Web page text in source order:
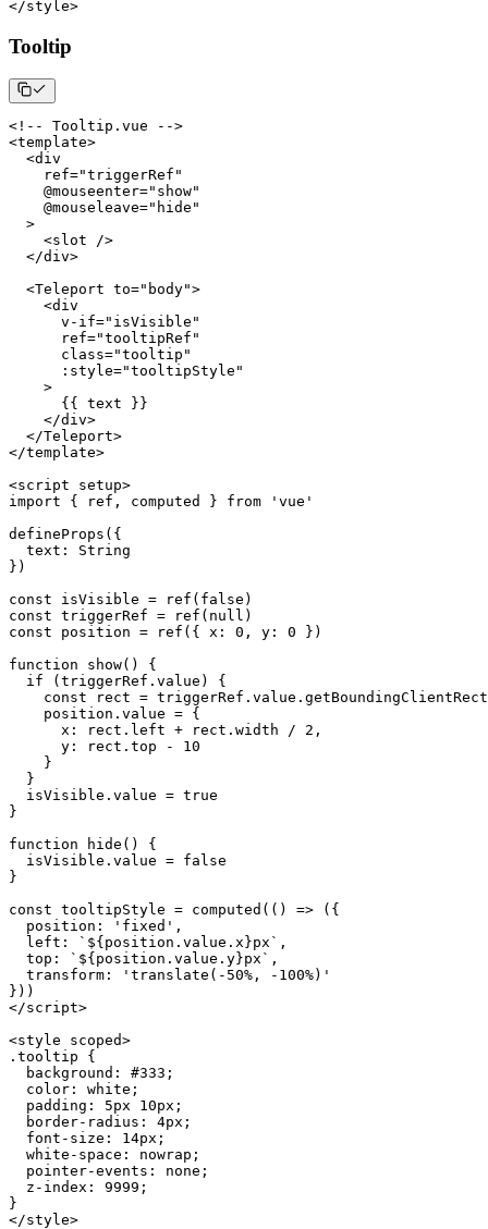
</style>
Tooltip
< ! -- Tooltip . vue -->
<template>
<
    ref
="triggerRef"
    @mouseenter
="show"
    @mouseleave
="hide"
>
<slot />
</div>
<Teleport to="body">
<
      v
- if="isVisible"
      ref
="tooltipRef"
class="tooltip"
: style="tooltipStyle"
>
{{ text }}
</div>
</Teleport>
</template>
<script setup>
import
{ ref , computed } from
'vue'
defineProps ( {
text :
String
} )
const isVisible = ref ( false )
const triggerRef = ref ( null )
const position = ref ( { x : 0 , y : 0 } )
function
show( )
{
if
(triggerRef . value )
{
const rect = triggerRef . value . getBoundingClientRect
    position
. value = {
x : rect . left + rect . width / 2 ,
y : rect . top -
10
}
}
  isVisible
. value = true
}
function
hide ( )
{
  isVisible
. value = false
}
const tooltipStyle = computed ( ( ) => ( {
position : 'fixed' ,
left : ` ${position . value . x}px ` ,
top : ` ${position . value . y}px ` ,
transform :
'translate(-50%, -100%)'
} ) )
</script>
<style scoped>
. tooltip
{
background : #333 ;
color : white ;
padding : 5px 10px ;
  border
- radius : 4px ;
  font
- size : 14px ;
  white
- space : nowrap ;
  pointer
-events : none ;
  z
- index : 9999 ;
}
</style>